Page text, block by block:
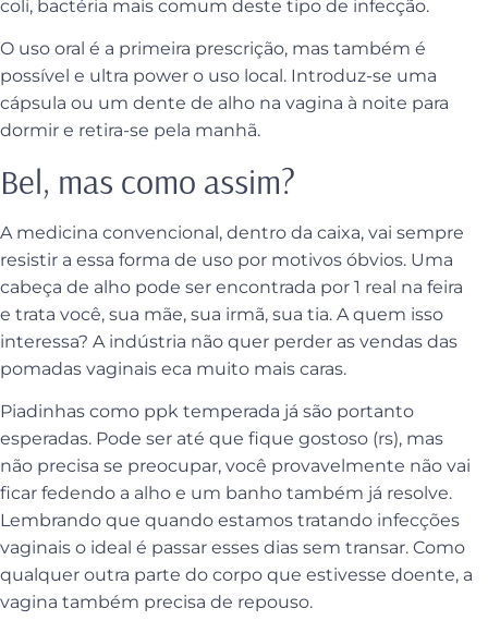
coli, bactéria mais comum deste tipo de infecção.
O uso oral é a primeira prescrição, mas também é
possível e ultra power o uso local. Introduz-se uma
cápsula ou um dente de alho na vagina à noite para
dormir e retira-se pela manhã.
Bel, mas como assim?
A medicina convencional, dentro da caixa, vai sempre
resistir a essa forma de uso por motivos óbvios. Uma
cabeça de alho pode ser encontrada por 1 real na feira
e trata você, sua mãe, sua irmã, sua tia. A quem isso
interessa? A indústria não quer perder as vendas das
pomadas vaginais eca muito mais caras.
Piadinhas como ppk temperada já são portanto
esperadas. Pode ser até que fique gostoso (rs), mas
não precisa se preocupar, você provavelmente não vai
ficar fedendo a alho e um banho também já resolve.
Lembrando que quando estamos tratando infecções
vaginais o ideal é passar esses dias sem transar. Como
qualquer outra parte do corpo que estivesse doente, a
vagina também precisa de repouso.